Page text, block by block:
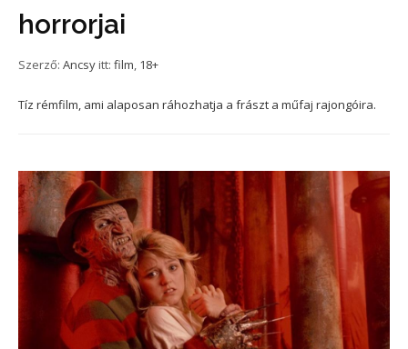
horrorjai
Szerző: Ancsy itt: film, 18+
Tíz rémfilm, ami alaposan ráhozhatja a frászt a műfaj rajongóira.